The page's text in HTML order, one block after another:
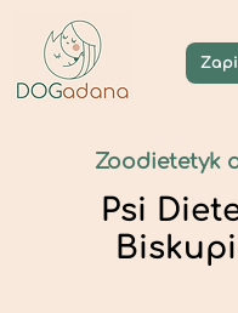
Zoodietetyk
Psi